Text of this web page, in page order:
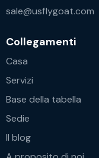
sale@usflygoat.com
Collegamenti
Casa
Servizi
Base della tabella
Sedie
Il blog